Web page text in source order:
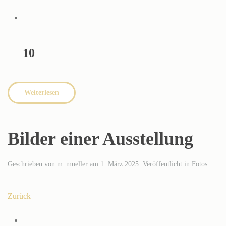
10
Weiterlesen
Bilder einer Ausstellung
Geschrieben von m_mueller am 1. März 2025. Veröffentlicht in Fotos.
Zurück